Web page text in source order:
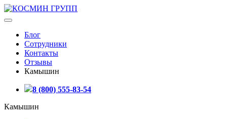
Блог
Сотрудники
Контакты
Отзывы
Камышин
8 (800) 555-83-54
Камышин